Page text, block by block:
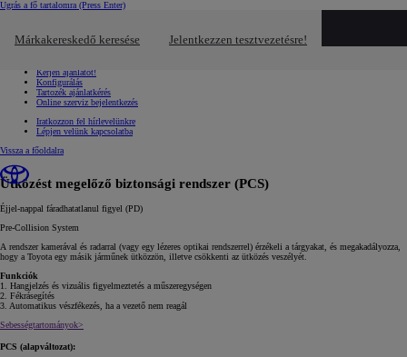
Ugrás a fő tartalomra (Press Enter)
Márkakereskedő keresése Jelentkezzen tesztvezetésre!
Gyors linkek Kattintson ide a bezáráshoz
Kérjen ajánlatot!
Konfigurálás
Tartozék ajánlatkérés
Online szerviz bejelentkezés
Iratkozzon fel hírlevelünkre
Lépjen velünk kapcsolatba
Vissza a főoldalra
Ütközést megelőző biztonsági rendszer (PCS)
Éjjel‑nappal fáradhatatlanul figyel (PD)
Pre‑Collision System
A rendszer kamerával és radarral (vagy egy lézeres optikai rendszerrel) érzékeli a tárgyakat, és megakadályozza,
hogy a Toyota egy másik járműnek ütközzön, illetve csökkenti az ütközés veszélyét.
Funkciók
1. Hangjelzés és vizuális figyelmeztetés a műszeregységen
2. Fékrásegítés
3. Automatikus vészfékezés, ha a vezető nem reagál
Sebességtartományok>
PCS (alapváltozat):